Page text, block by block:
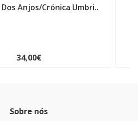
Anjos/Crónica Umbri..
34,00€
Sobre nós